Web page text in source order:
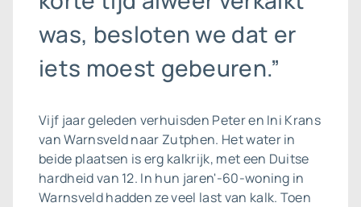
was, besloten we dat er
iets moest gebeuren.”
Vijf jaar geleden verhuisden Peter en Ini Krans
van Warnsveld naar Zutphen. Het water in
beide plaatsen is erg kalkrijk, met een Duitse
hardheid van 12. In hun jaren'-60-woning in
Warnsveld hadden ze veel last van kalk. Toen